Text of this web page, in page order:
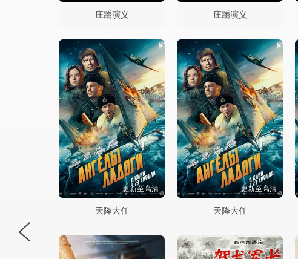
庄蹻演义 庄蹻演义
更新至高清
天降大任
更新至高清
天降大任